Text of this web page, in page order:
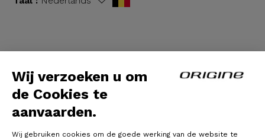
Wij verzoeken u om
de Cookies te
aanvaarden.
Wij gebruiken cookies om de goede werking van de website te